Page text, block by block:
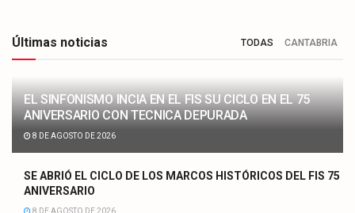
Últimas noticias TODAS CANTABRIA
EL SINFONISMO INCIA EN EL FIS SU CICLO EN EL 75
ANIVERSARIO CON TECNICA DEPURADA
8 DE AGOSTO DE 2026
SE ABRIÓ EL CICLO DE LOS MARCOS HISTÓRICOS DEL FIS 75
ANIVERSARIO
8 DE AGOSTO DE 2026